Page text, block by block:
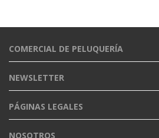
COMERCIAL DE PELUQUERÍA
NEWSLETTER
PÁGINAS LEGALES
NOSOTROS